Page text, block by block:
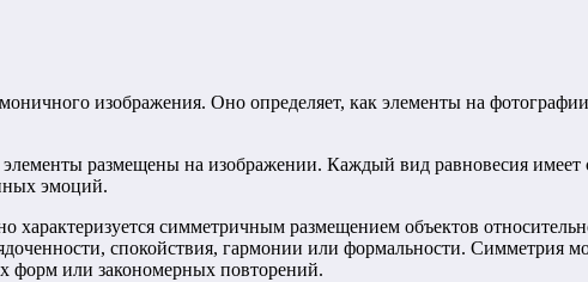
изображения. Оно определяет, как элементы на
размещены на изображении. Каждый вид равновесия имеет
эмоций.
симметричным размещением объектов
спокойствия, гармонии или формальности. Симметрия
форм или закономерных повторений.